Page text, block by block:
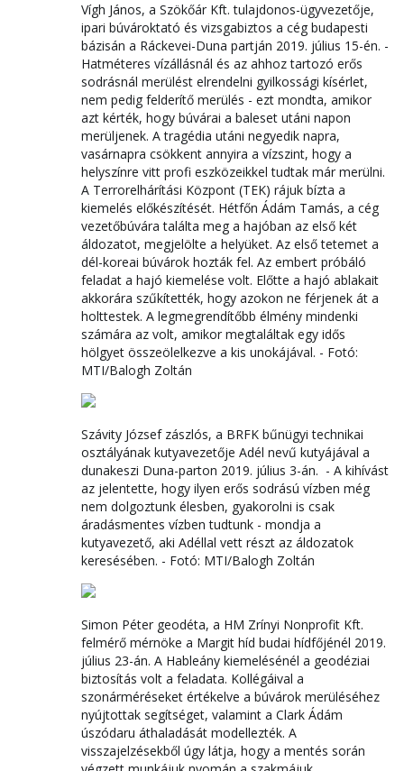
Vígh János, a Szökőár Kft. tulajdonos-ügyvezetője,
ipari búvároktató és vizsgabiztos a cég budapesti
bázisán a Ráckevei-Duna partján 2019. július 15-én. -
Hatméteres vízállásnál és az ahhoz tartozó erős
sodrásnál merülést elrendelni gyilkossági kísérlet,
nem pedig felderítő merülés - ezt mondta, amikor
azt kérték, hogy búvárai a baleset utáni napon
merüljenek. A tragédia utáni negyedik napra,
vasárnapra csökkent annyira a vízszint, hogy a
helyszínre vitt profi eszközeikkel tudtak már merülni.
A Terrorelhárítási Központ (TEK) rájuk bízta a
kiemelés előkészítését. Hétfőn Ádám Tamás, a cég
vezetőbúvára találta meg a hajóban az első két
áldozatot, megjelölte a helyüket. Az első tetemet a
dél-koreai búvárok hozták fel. Az embert próbáló
feladat a hajó kiemelése volt. Előtte a hajó ablakait
akkorára szűkítették, hogy azokon ne férjenek át a
holttestek. A legmegrendítőbb élmény mindenki
számára az volt, amikor megtaláltak egy idős
hölgyet összeölelkezve a kis unokájával. - Fotó:
MTI/Balogh Zoltán
Szávity József zászlós, a BRFK bűnügyi technikai
osztályának kutyavezetője Adél nevű kutyájával a
dunakeszi Duna-parton 2019. július 3-án. - A kihívást
az jelentette, hogy ilyen erős sodrású vízben még
nem dolgoztunk élesben, gyakorolni is csak
áradásmentes vízben tudtunk - mondja a
kutyavezető, aki Adéllal vett részt az áldozatok
keresésében. - Fotó: MTI/Balogh Zoltán
Simon Péter geodéta, a HM Zrínyi Nonprofit Kft.
felmérő mérnöke a Margit híd budai hídfőjénél 2019.
július 23-án. A Hableány kiemelésénél a geodéziai
biztosítás volt a feladata. Kollégáival a
szonárméréseket értékelve a búvárok merüléséhez
nyújtottak segítséget, valamint a Clark Ádám
úszódaru áthaladását modellezték. A
visszajelzésekből úgy látja, hogy a mentés során